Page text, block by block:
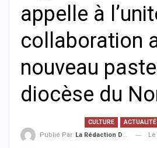
appelle à
collaboration
nouveau
diocèse du
CULTURE ACTUALITÉ
Publié Par La Rédaction De La SenTV.info Le